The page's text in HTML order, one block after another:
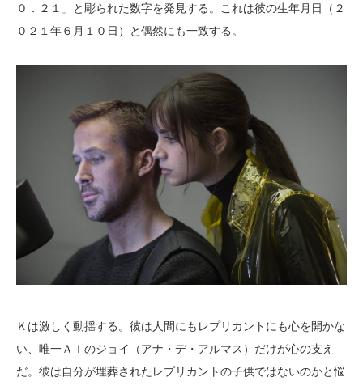
０．２１」と彫られた数字を発見する。これは彼の生年月日（２
０２１年６月１０日）と偶然にも一致する。
Ｋは激しく動揺する。彼は人間にもレプリカントにも心を開かな
い、唯一ＡＩのジョイ（アナ・デ・アルマス）だけが心の支え
だ。彼は自分が埋葬されたレプリカントの子供ではないのかと悩